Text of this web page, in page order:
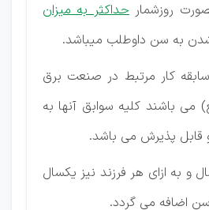
روزشمارحداکثر به میزان
به سن داوطلب میباشد.
سابقه کار مرتبط در صنعت برق
می باشند کلیه سوابق آنها به
قابل پذیرش می باشد.
و به ازای هر فرزند نیز یکسال